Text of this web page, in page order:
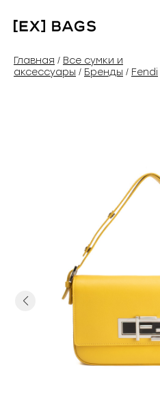
содержимому
Главная / Все сумки и
аксессуары / Бренды / Fendi
Previous